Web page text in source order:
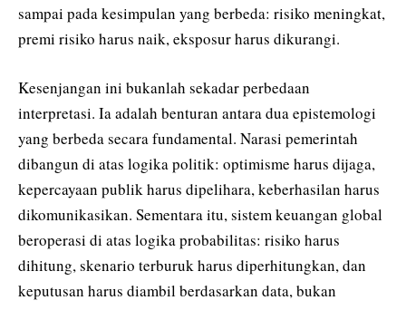
sampai pada kesimpulan yang berbeda: risiko meningkat,
premi risiko harus naik, eksposur harus dikurangi.
Kesenjangan ini bukanlah sekadar perbedaan
interpretasi. Ia adalah benturan antara dua epistemologi
yang berbeda secara fundamental. Narasi pemerintah
dibangun di atas logika politik: optimisme harus dijaga,
kepercayaan publik harus dipelihara, keberhasilan harus
dikomunikasikan. Sementara itu, sistem keuangan global
beroperasi di atas logika probabilitas: risiko harus
dihitung, skenario terburuk harus diperhitungkan, dan
keputusan harus diambil berdasarkan data, bukan